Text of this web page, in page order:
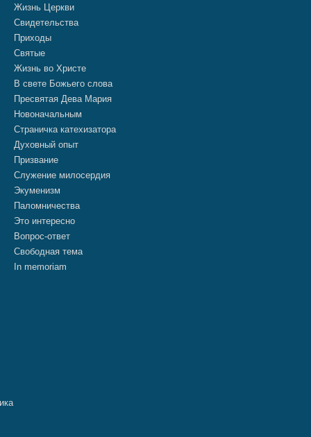
Жизнь Церкви
Свидетельства
Приходы
Святые
Жизнь во Христе
В свете Божьего слова
Пресвятая Дева Мария
Новоначальным
Страничка катехизатора
Духовный опыт
Призвание
Служение милосердия
Экуменизм
Паломничества
Это интересно
Вопрос-ответ
Свободная тема
In memoriam